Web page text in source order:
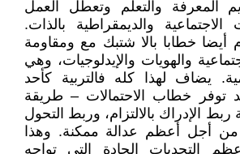
المعرفة والتعلم وتعطل العمل
الاجتماعية والديمقراطية بالذات.
أيضا خطابا بالا شتبك مع ومقاومة
والهويات والإيدلوجيات، وهي
يضاف لهذا كله فالتربية كأحد
توفر خطاب الاحتمالات – طريقة
ربط الإدراك بالالتزام، وربط التحول
من أجل أعظم عدالة ممكنة. وهذا
التحديات الجادة التي تواجه